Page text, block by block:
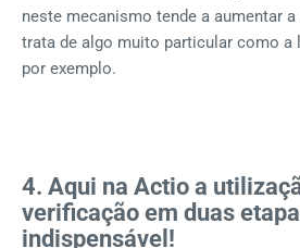
neste mecanismo tende a aumentar
trata de algo muito particular como a
por exemplo.
4. Aqui na Actio a
verificação em duas
indispensável!